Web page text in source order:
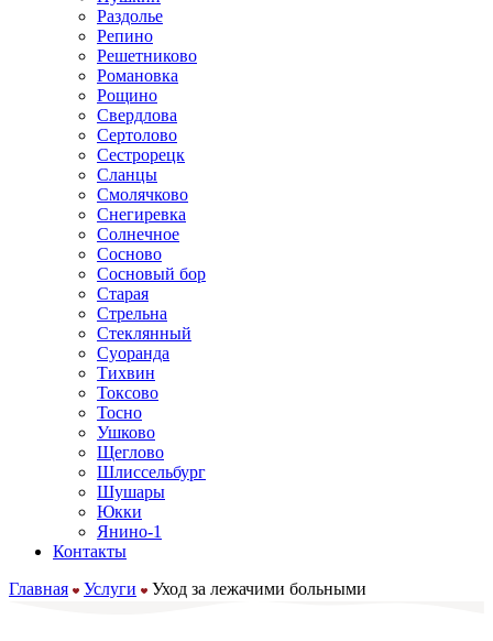
Раздолье
Репино
Решетниково
Романовка
Рощино
Свердлова
Сертолово
Сестрорецк
Сланцы
Смолячково
Снегиревка
Солнечное
Сосново
Сосновый бор
Старая
Стрельна
Стеклянный
Суоранда
Тихвин
Токсово
Тосно
Ушково
Щеглово
Шлиссельбург
Шушары
Юкки
Янино-1
Контакты
Главная
Услуги Уход за лежачими больными